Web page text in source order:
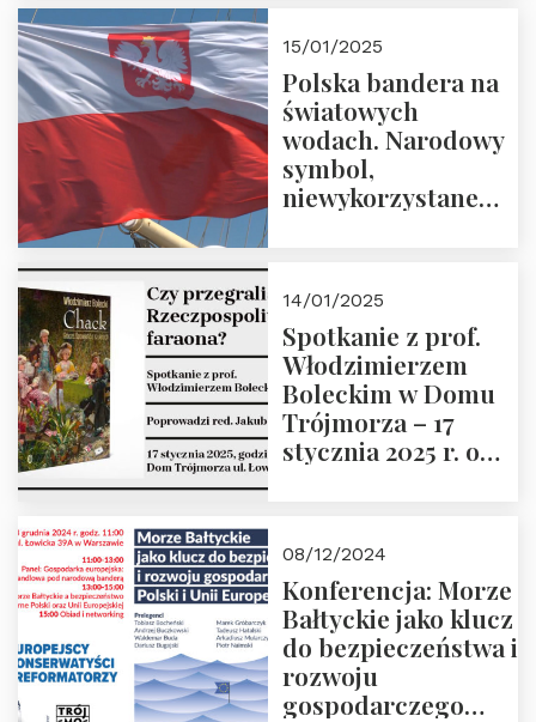
Prowadzi prof.
Zbigniew
Stawrowski
15/01/2025
Polska bandera na
światowych
wodach. Narodowy
symbol,
niewykorzystane
14/01/2025
Spotkanie z prof.
Włodzimierzem
Boleckim w Domu
Trójmorza – 17
stycznia 2025 r. o
08/12/2024
Konferencja: Morze
Bałtyckie jako klucz
do bezpieczeństwa i
rozwoju
gospodarczego